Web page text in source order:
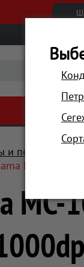
АКЦИИ
и периферия
MC-100